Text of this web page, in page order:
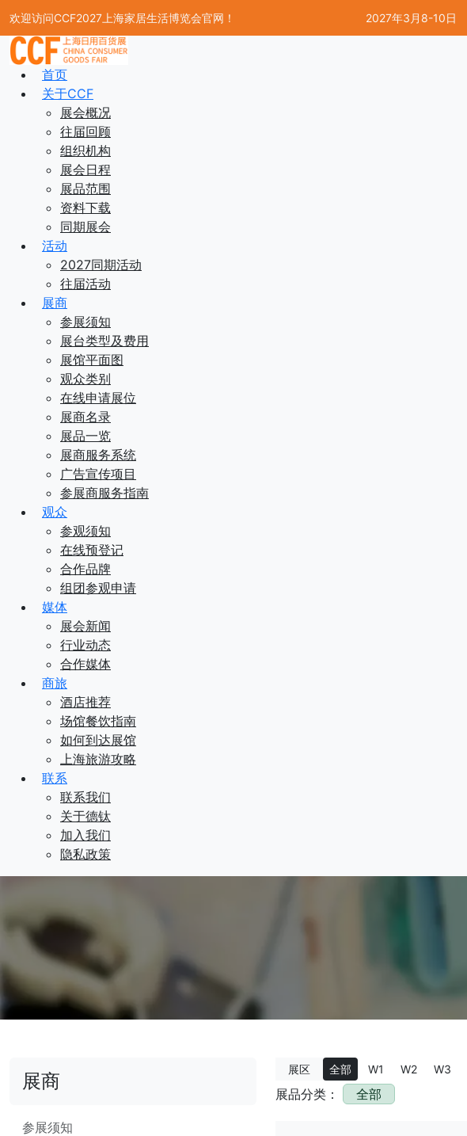
欢迎访问CCF2027上海家居生活博览会官网！ 2027年3月8-10日
首页
关于CCF
展会概况
往届回顾
组织机构
展会日程
展品范围
资料下载
同期展会
活动
2027同期活动
往届活动
展商
参展须知
展台类型及费用
展馆平面图
观众类别
在线申请展位
展商名录
展品一览
展商服务系统
广告宣传项目
参展商服务指南
观众
参观须知
在线预登记
合作品牌
组团参观申请
媒体
展会新闻
行业动态
合作媒体
商旅
酒店推荐
场馆餐饮指南
如何到达展馆
上海旅游攻略
联系
联系我们
关于德钛
加入我们
隐私政策
展商
参展须知
展区 全部 W1 W2 W3
展品分类： 全部